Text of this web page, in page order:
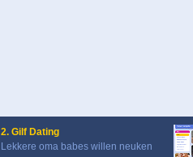
2. Gilf Dating
Lekkere oma babes willen neuken